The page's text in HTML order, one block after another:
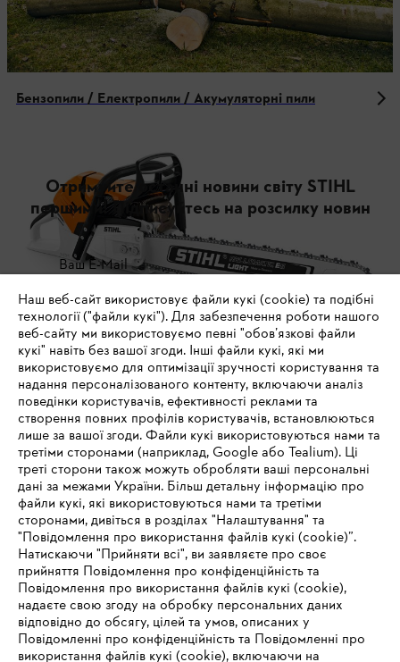
Бензопили / Електропили / Акумуляторні пили
Отримуйте останні новини світу STIHL
першими! Підписуйтесь на розсилку новин
Ваш E-Mail
Зареєструватись зараз
#STIHL
Про компанію STIHL
Запитання та відповіді
Наш веб-сайт використовує файли кукі (cookie) та подібні
технології ("файли кукі"). Для забезпечення роботи нашого
веб-сайту ми використовуємо певні "обов’язкові файли
кукі" навіть без вашої згоди. Інші файли кукі, які ми
використовуємо для оптимізації зручності користування та
надання персоналізованого контенту, включаючи аналіз
поведінки користувачів, ефективності реклами та
створення повних профілів користувачів, встановлюються
лише за вашої згоди. Файли кукі використовуються нами та
третіми сторонами (наприклад, Google або Tealium). Ці
треті сторони також можуть обробляти ваші персональні
дані за межами України. Більш детальну інформацію про
файли кукі, які використовуються нами та третіми
сторонами, дивіться в розділах "Налаштування" та
"Повідомлення про використання файлів кукі (cookie)”.
Натискаючи "Прийняти всі", ви заявляєте про своє
прийняття Повідомлення про конфіденційність та
Повідомлення про використання файлів кукі (cookie),
надаєте свою згоду на обробку персональних даних
відповідно до обсягу, цілей та умов, описаних у
Повідомленні про конфіденційність та Повідомленні про
використання файлів кукі (cookie), включаючи на